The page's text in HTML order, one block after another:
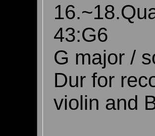
43:G6
G major /
Dur for
violin and